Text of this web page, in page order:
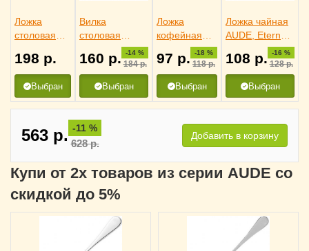
Ложка
столовая
Eternum
3110144
198 р.
Выбран
Вилка
столовая
AUDE, Eternum
3110396
160 р. -14 %
184р.
Выбран
Ложка
кофейная
Eternum
3110527
97 р. -18 %
118р.
Выбран
Ложка чайная
AUDE, Eternum
108 р. -16 %
128р.
Выбран
563 р. -11 %
628р.
Добавить в корзину
Купи от 2х товаров из серии AUDE со
скидкой до 5%